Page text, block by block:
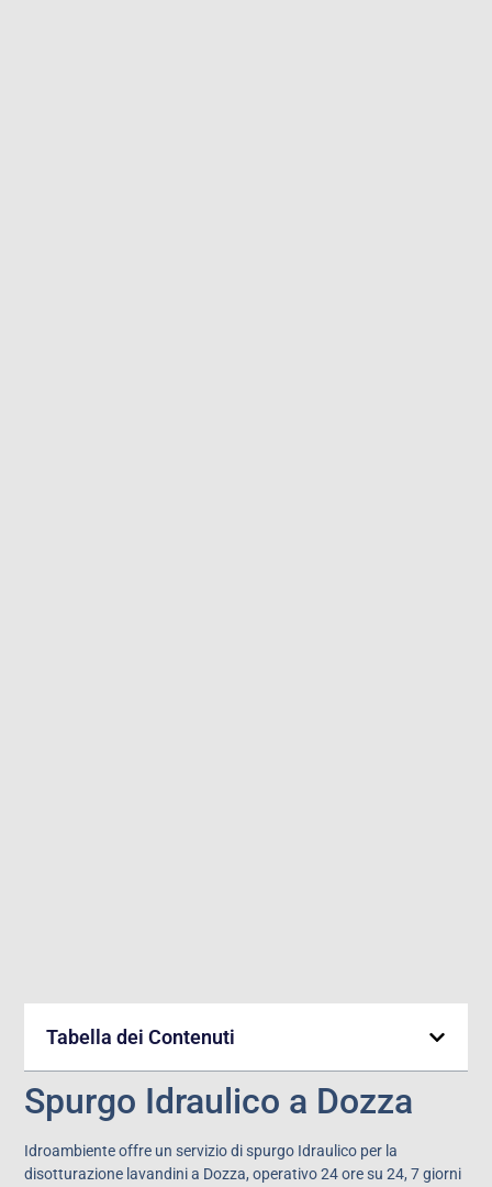
Tabella dei Contenuti
Spurgo Idraulico a Dozza
Idroambiente offre un servizio di spurgo Idraulico per la
disotturazione lavandini a Dozza, operativo 24 ore su 24, 7 giorni